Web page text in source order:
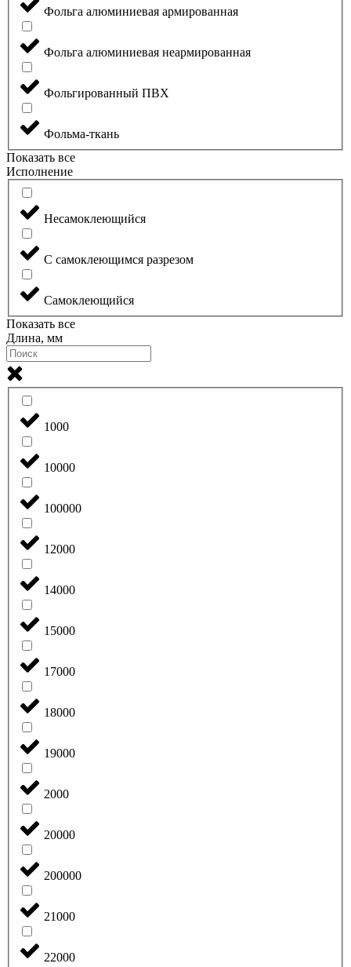
Фольга алюминиевая армированная
Фольга алюминиевая неармированная
Фольгированный ПВХ
Фольма-ткань
Показать все
Исполнение
Несамоклеющийся
С самоклеющимся разрезом
Самоклеющийся
Показать все
Длина, мм
1000
10000
100000
12000
14000
15000
17000
18000
19000
2000
20000
200000
21000
22000